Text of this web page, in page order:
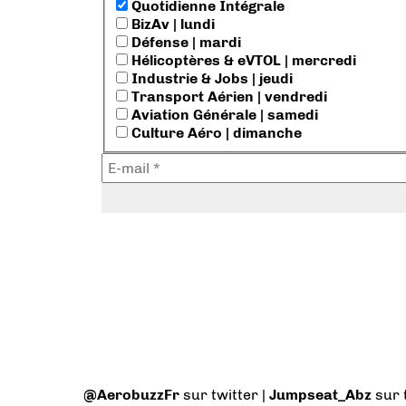
Quotidienne Intégrale
BizAv | lundi
Défense | mardi
Hélicoptères & eVTOL | mercredi
Industrie & Jobs | jeudi
Transport Aérien | vendredi
Aviation Générale | samedi
Culture Aéro | dimanche
@AerobuzzFr sur twitter | Jumpseat_Abz sur